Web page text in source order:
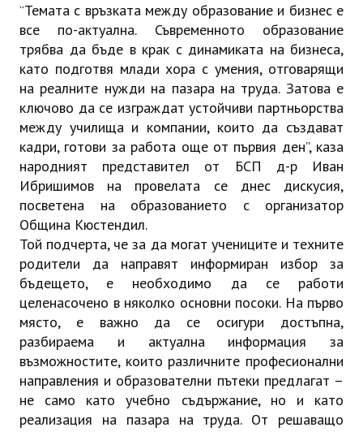
“Темата с връзката между образование и бизнес е
все по-актуална. Съвременното образование
трябва да бъде в крак с динамиката на бизнеса,
като подготвя млади хора с умения, отговарящи
на реалните нужди на пазара на труда. Затова е
ключово да се изграждат устойчиви партньорства
между училища и компании, които да създават
кадри, готови за работа още от първия ден”, каза
народният представител от БСП д-р Иван
Ибришимов на провелата се днес дискусия,
посветена на образованието с организатор
Община Кюстендил.
Той подчерта, че за да могат учениците и техните
родители да направят информиран избор за
бъдещето, е необходимо да се работи
целенасочено в няколко основни посоки. На първо
място, е важно да се осигури достъпна,
разбираема и актуална информация за
възможностите, които различните професионални
направления и образователни пътеки предлагат –
не само като учебно съдържание, но и като
реализация на пазара на труда. От решаващо